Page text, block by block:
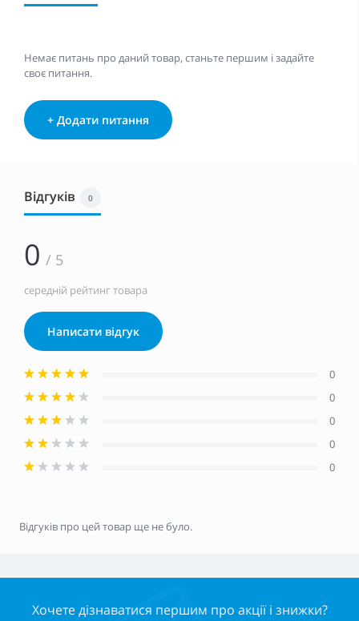
Немає питань про даний товар, станьте першим і задайте
своє питання.
+ Додати питання
Відгуків 0
0 / 5
середній рейтинг товара
Написати відгук
0
0
0
0
0
Відгуків про цей товар ще не було.
Хочете дізнаватися першим про акції і знижки?